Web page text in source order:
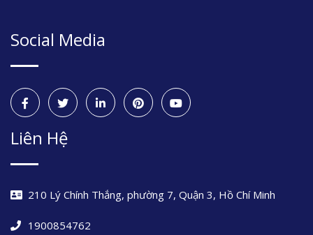
Social Media
Liên Hệ
210 Lý Chính Thắng, phường 7, Quận 3, Hồ Chí Minh
1900854762